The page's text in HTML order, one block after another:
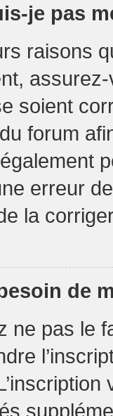
je pas
raisons
soient
forum
erreur
la
de
ne pas le